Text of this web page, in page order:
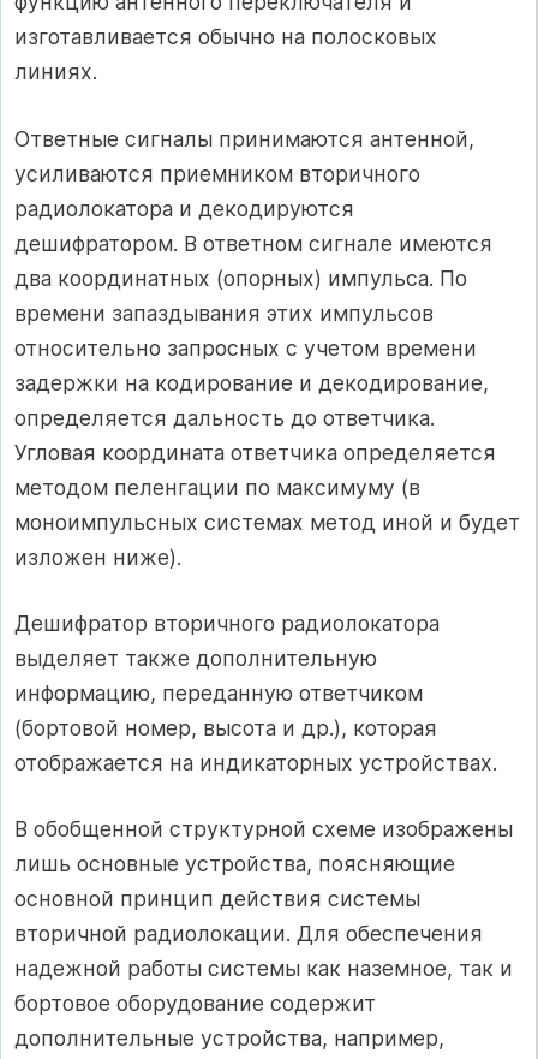
изготавливается обычно на полосковых
линиях.
Ответные сигналы принимаются антенной,
усиливаются приемником вторичного
радиолокатора и декодируются
дешифратором. В ответном сигнале имеются
два координатных (опорных) импульса. По
времени запаздывания этих импульсов
относительно запросных с учетом времени
задержки на кодирование и декодирование,
определяется дальность до ответчика.
Угловая координата ответчика определяется
методом пеленгации по максимуму (в
моноимпульсных системах метод иной и будет
изложен ниже).
Дешифратор вторичного радиолокатора
выделяет также дополнительную
информацию, переданную ответчиком
(бортовой номер, высота и др.), которая
отображается на индикаторных устройствах.
В обобщенной структурной схеме изображены
лишь основные устройства, поясняющие
основной принцип действия системы
вторичной радиолокации. Для обеспечения
надежной работы системы как наземное, так и
бортовое оборудование содержит
дополнительные устройства, например,